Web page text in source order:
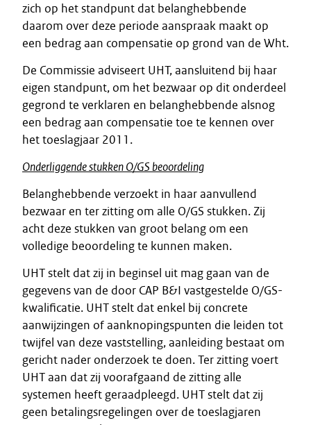
zich op het standpunt dat belanghebbende
daarom over deze periode aanspraak maakt op
een bedrag aan compensatie op grond van de Wht.
De Commissie adviseert UHT, aansluitend bij haar
eigen standpunt, om het bezwaar op dit onderdeel
gegrond te verklaren en belanghebbende alsnog
een bedrag aan compensatie toe te kennen over
het toeslagjaar 2011.
Onderliggende stukken O/GS beoordeling
Belanghebbende verzoekt in haar aanvullend
bezwaar en ter zitting om alle O/GS stukken. Zij
acht deze stukken van groot belang om een
volledige beoordeling te kunnen maken.
UHT stelt dat zij in beginsel uit mag gaan van de
gegevens van de door CAP B&I vastgestelde O/GS-
kwalificatie. UHT stelt dat enkel bij concrete
aanwijzingen of aanknopingspunten die leiden tot
twijfel van deze vaststelling, aanleiding bestaat om
gericht nader onderzoek te doen. Ter zitting voert
UHT aan dat zij voorafgaand de zitting alle
systemen heeft geraadpleegd. UHT stelt dat zij
geen betalingsregelingen over de toeslagjaren